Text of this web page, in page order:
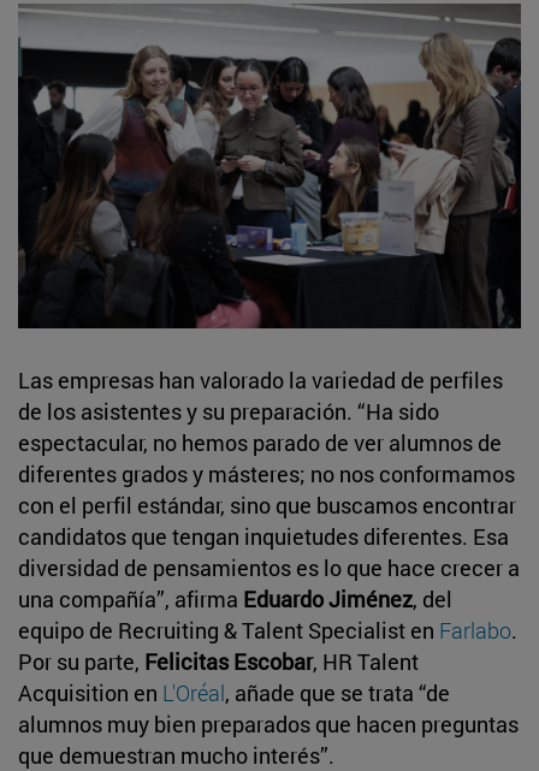
Las empresas han valorado la variedad de perfiles
de los asistentes y su preparación. “Ha sido
espectacular, no hemos parado de ver alumnos de
diferentes grados y másteres; no nos conformamos
con el perfil estándar, sino que buscamos encontrar
candidatos que tengan inquietudes diferentes. Esa
diversidad de pensamientos es lo que hace crecer a
una compañía”, afirma Eduardo Jiménez, del
equipo de Recruiting & Talent Specialist en Farlabo.
Por su parte, Felicitas Escobar, HR Talent
Acquisition en L'Oréal, añade que se trata “de
alumnos muy bien preparados que hacen preguntas
que demuestran mucho interés”.